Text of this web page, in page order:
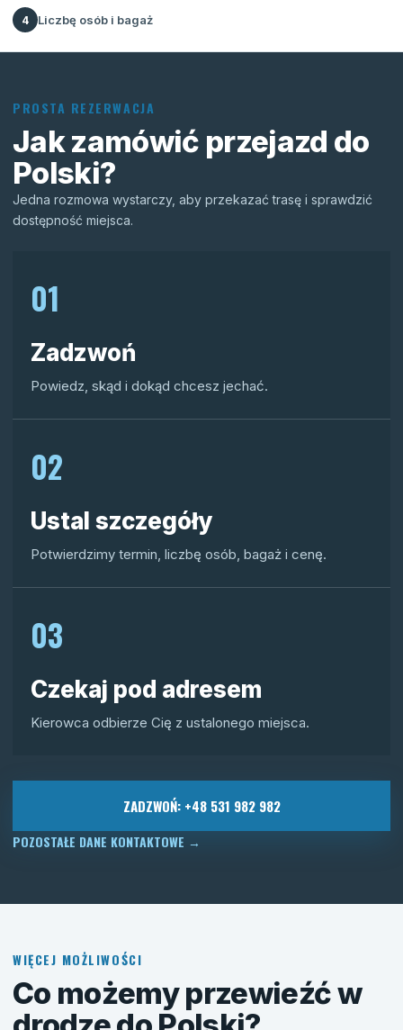
4 Liczbę osób i bagaż
PROSTA REZERWACJA
Jak zamówić przejazd do
Polski?
Jedna rozmowa wystarczy, aby przekazać trasę i sprawdzić
dostępność miejsca.
01
Zadzwoń
Powiedz, skąd i dokąd chcesz jechać.
02
Ustal szczegóły
Potwierdzimy termin, liczbę osób, bagaż i cenę.
03
Czekaj pod adresem
Kierowca odbierze Cię z ustalonego miejsca.
ZADZWOŃ: +48 531 982 982
POZOSTAŁE DANE KONTAKTOWE →
WIĘCEJ MOŻLIWOŚCI
Co możemy przewieźć w